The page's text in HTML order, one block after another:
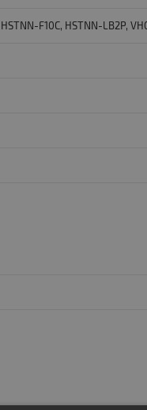
F10C, HSTNN-LB2P,